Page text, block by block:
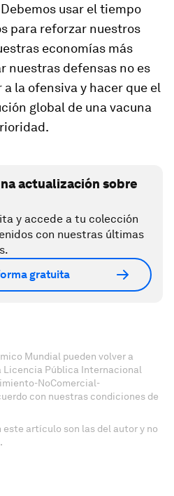
usar el tiempo
para reforzar nuestros
economías más
nuestras defensas no es
la ofensiva y hacer que el
global de una vacuna
actualización sobre
y accede a tu colección
con nuestras últimas
gratuita
Mundial pueden volver a
Licencia Pública Internacional
NoComercial-
con nuestras condiciones de
este artículo son las del autor y no